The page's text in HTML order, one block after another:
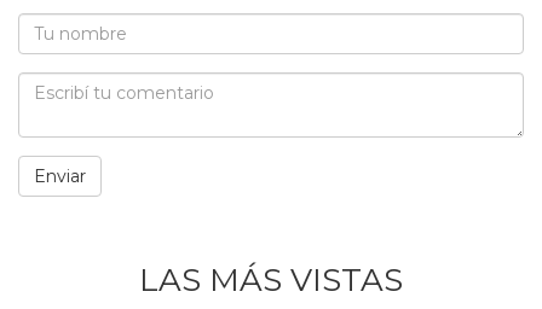
LAS MÁS VISTAS